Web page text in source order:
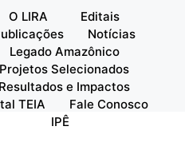
O LIRA
Editais
Notícias
Legado Amazônico
Projetos Selecionados
Resultados e Impactos
TEIA
Fale Conosco
IPÊ